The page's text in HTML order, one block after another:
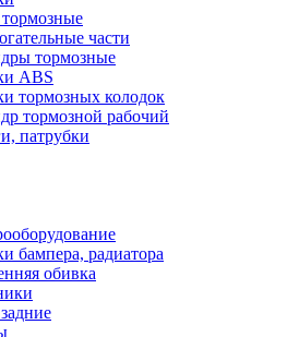
части
тормозные
ABS
тормозных колодок
тормозной рабочий
патрубки
бампера, радиатора
обивка